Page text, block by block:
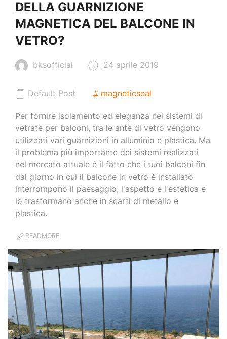
DELLA GUARNIZIONE
MAGNETICA DEL BALCONE IN
VETRO?
bksofficial 24 aprile 2019
Default Post magneticseal
Per fornire isolamento ed eleganza nei sistemi di
vetrate per balconi, tra le ante di vetro vengono
utilizzati vari guarnizioni in alluminio e plastica. Ma
il problema più importante dei sistemi realizzati
nel mercato attuale è il fatto che i tuoi balconi fin
dal giorno in cui il balcone in vetro è installato
interrompono il paesaggio, l'aspetto e l'estetica e
lo trasformano anche in scarti di metallo e
plastica.
READMORE